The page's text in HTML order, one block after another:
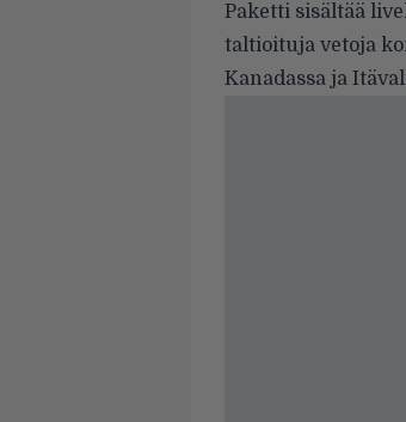
Paketti sisältää
taltioituja vetoja
Kanadassa ja